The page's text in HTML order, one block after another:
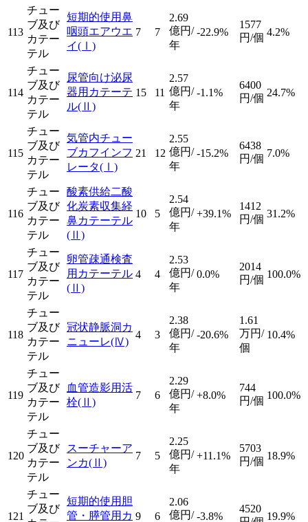
113
チュー
ブ及び
カテー
テル
短期的使用鼻
咽頭エアウエ
イ(Ⅰ)
7 7
2.69
億円/
年
-22.9%
1577
円/個 4.2%
114
チュー
ブ及び
カテー
テル
尿管向け泌尿
器用カテーテ
ル(Ⅱ)
15 11
2.57
億円/
年
-1.1%
6400
円/個 24.7%
115
チュー
ブ及び
カテー
テル
気管内チュー
ブカフインフ
レータ(Ⅰ)
21 12
2.55
億円/
年
-15.2%
6438
円/個 7.0%
116
チュー
ブ及び
カテー
テル
酸素供給二酸
化炭素収集経
鼻カテーテル
(Ⅱ)
10 5
2.54
億円/
年
+39.1%
1412
円/個 31.2%
117
チュー
ブ及び
カテー
テル
卵管疎通検査
用カテーテル
(Ⅱ)
4 4
2.53
億円/
年
0.0%
2014
円/個 100.0%
118
チュー
ブ及び
カテー
テル
冠状静脈洞カ
ニューレ(Ⅳ)
4 3
2.38
億円/
年
-20.6%
1.61
万円/
個
10.4%
119
チュー
ブ及び
カテー
テル
血管造影用活
栓(Ⅱ)
7 6
2.29
億円/
年
+8.0%
744
円/個 100.0%
120
チュー
ブ及び
カテー
テル
スーチャーア
ンカ(Ⅱ)
7 5
2.25
億円/
年
+11.1%
5703
円/個 18.9%
121
チュー
ブ及び
短期的使用胆
管・膵管用カ 9 6
2.06
億円/ -3.8%
4520
19.9%